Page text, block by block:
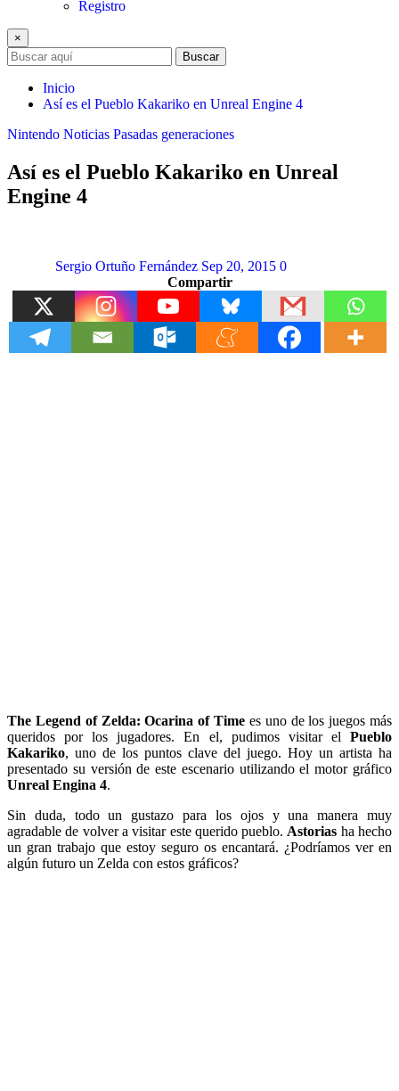
Registro
×
Buscar
Inicio
Así es el Pueblo Kakariko en Unreal Engine 4
Nintendo Noticias Pasadas generaciones
Así es el Pueblo Kakariko en Unreal
Engine 4
Sergio Ortuño Fernández Sep 20, 2015 0
Compartir
The Legend of Zelda: Ocarina of Time es uno de los juegos más
queridos por los jugadores. En el, pudimos visitar el Pueblo
Kakariko, uno de los puntos clave del juego. Hoy un artista ha
presentado su versión de este escenario utilizando el motor gráfico
Unreal Engina 4.
Sin duda, todo un gustazo para los ojos y una manera muy
agradable de volver a visitar este querido pueblo. Astorias ha hecho
un gran trabajo que estoy seguro os encantará. ¿Podríamos ver en
algún futuro un Zelda con estos gráficos?